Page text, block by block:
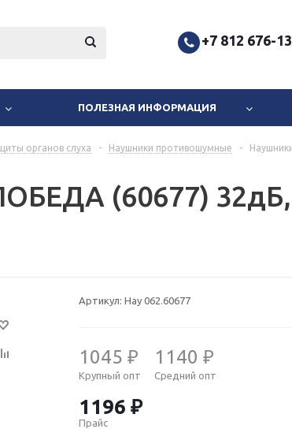
+7 812 676-
ПОЛЕЗНАЯ ИНФОРМАЦИЯ
органов слуха - Наушники противошумные -
(60677) 32дБ,
Артикул: Нау 062.60677
1045 ₽
Крупный опт
1140 ₽
Средний опт
1196 ₽
Прайс